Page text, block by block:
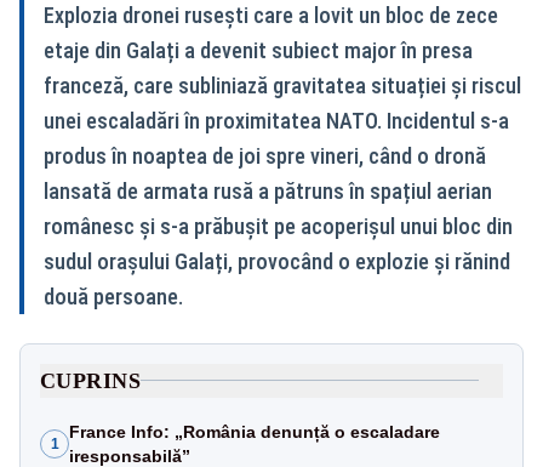
Explozia dronei rusești care a lovit un bloc de zece
etaje din Galați a devenit subiect major în presa
franceză, care subliniază gravitatea situației și riscul
unei escaladări în proximitatea NATO. Incidentul s‑a
produs în noaptea de joi spre vineri, când o dronă
lansată de armata rusă a pătruns în spațiul aerian
românesc și s‑a prăbușit pe acoperișul unui bloc din
sudul orașului Galați, provocând o explozie și rănind
două persoane.
CUPRINS
1
France Info: „România denunță o escaladare
iresponsabilă”